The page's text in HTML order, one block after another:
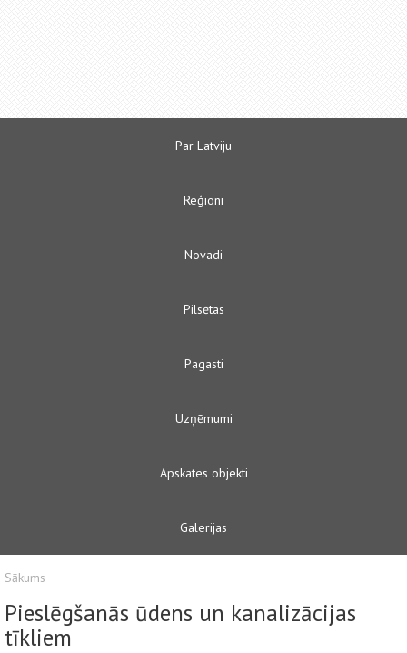
Par Latviju
Reģioni
Novadi
Pilsētas
Pagasti
Uzņēmumi
Apskates objekti
Galerijas
Sākums
Pieslēgšanās ūdens un kanalizācijas
tīkliem